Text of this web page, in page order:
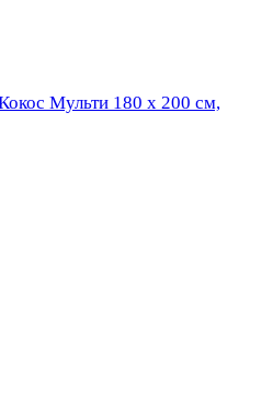
Мульти 180 х 200 см,